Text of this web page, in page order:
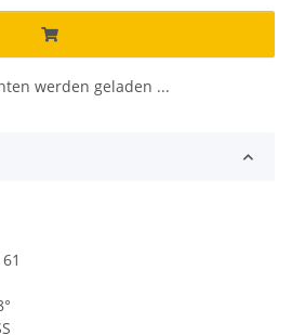
werden geladen ...
61